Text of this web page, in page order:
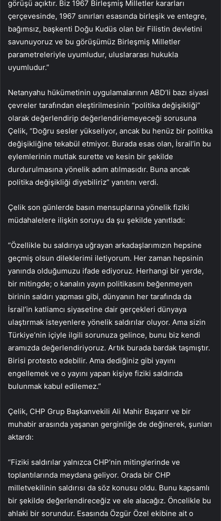
görüşü açıktır. Biz 1967 Birleşmiş Milletler kararları
çerçevesinde, 1967 sınırları esasında birleşik ve entegre,
bağımsız, başkenti Doğu Kudüs olan bir Filistin devletini
savunuyoruz ve bu görüşümüz Birleşmiş Milletler
parametreleriyle uyumludur, uluslararası hukukla
uyumludur.”
Netanyahu hükümetinin uygulamalarının ABD’li bazı siyasi
çevreler tarafından eleştirilmesinin “politika değişikliği”
olarak değerlendirip değerlendiriemeyeceği sorusuna
Çelik, “Doğru sesler yükseliyor, ancak bu henüz bir politika
değişikliğine tekabül etmiyor. Burada esas olan, İsrail’in bu
eylemlerinin mutlak surette ve kesin bir şekilde
durdurulmasına yönelik adım atılmasıdır. Buna ancak
politika değişikliği diyebiliriz” yanıtını verdi.
Çelik son günlerde basın mensuplarına yönelik fiziki
müdahalelere ilişkin soruyu da şu şekilde yanıtladı:
“Özellikle bu saldırıya uğrayan arkadaşlarımızın hepsine
geçmiş olsun dileklerimi iletiyorum. Her zaman hepsinin
yanında olduğumuzu ifade ediyoruz. Herhangi bir yerde,
bir mitingde; o kanalın yayın politikasını beğenmeyen
birinin saldırı yapması gibi, dünyanın her tarafında da
İsrail’in katliamcı siyasetine dair gerçekleri dünyaya
ulaştırmak isteyenlere yönelik saldırılar oluyor. Ama sizin
Türkiye’nin içiyle ilgili sorunuza gelince, bunu biz kendi
aramızda değerlendiriyoruz. Artık burada bardak taşmıştır.
Birisi protesto edebilir. Ama dediğiniz gibi yayını
engellemek ve o yayını yapan kişiye fiziki saldırıda
bulunmak kabul edilemez.”
Çelik, CHP Grup Başkanvekili Ali Mahir Başarır ve bir
muhabir arasında yaşanan gerginliğe de değinerek, şunları
aktardı:
“Fiziki saldırılar yalnızca CHP’nin mitinglerinde ve
toplantılarında meydana geliyor. Orada bir CHP
milletvekilinin saldırısı da söz konusu oldu. Bunu kapsamlı
bir şekilde değerlendireceğiz ve ele alacağız. Öncelikle bu
ahlaki bir sorundur. Esasında Özgür Özel ekibine ait o